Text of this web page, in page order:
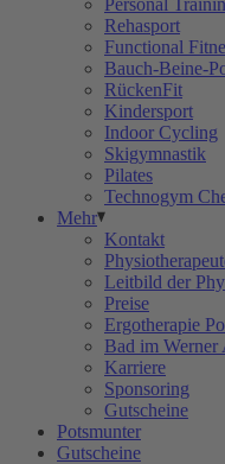
Personal
Rehasport
Functional
Bauch-Beine-
RückenFit
Kindersport
Indoor Cycling
Skigymnastik
Pilates
Technogym
Mehr
Kontakt
Leitbild der
Preise
Ergotherapie
Bad im Werner
Karriere
Sponsoring
Gutscheine
Potsmunter
Gutscheine